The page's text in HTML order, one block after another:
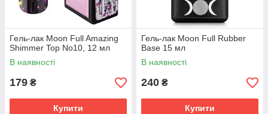
Гель-лак Moon Full Amazing
Shimmer Top No10, 12 мл
В наявності
179 ₴
Купити
Гель-лак Moon Full Rubber
Base 15 мл
В наявності
240 ₴
Купити